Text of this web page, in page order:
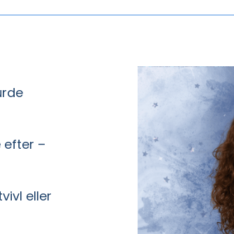
efter –
eller